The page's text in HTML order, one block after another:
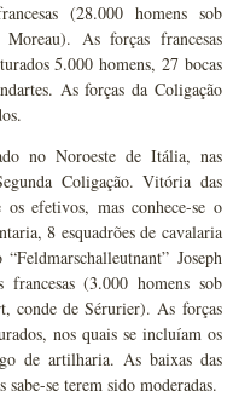
(28.000 homens sob
As forças francesas
5.000 homens, 27 bocas
As forças da Coligação
no Noroeste de Itália, nas
Coligação. Vitória das
os efetivos, mas conhece-se o
8 esquadrões de cavalaria
Joseph
(3.000 homens sob
conde de Sérurier). As forças
nos quais se incluíam os
de artilharia. As baixas das
sabe-se terem sido moderadas.